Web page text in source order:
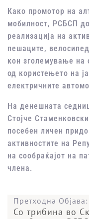
Како промотор на
мобилност, РСБСП
реализација на
пешаците,
кон зголемување на
од користењето на
електричните
На денешната
Стојче
посебен личен
активностите на
на сообраќајот на
члена.
Претходна Објава:
Со трибина во